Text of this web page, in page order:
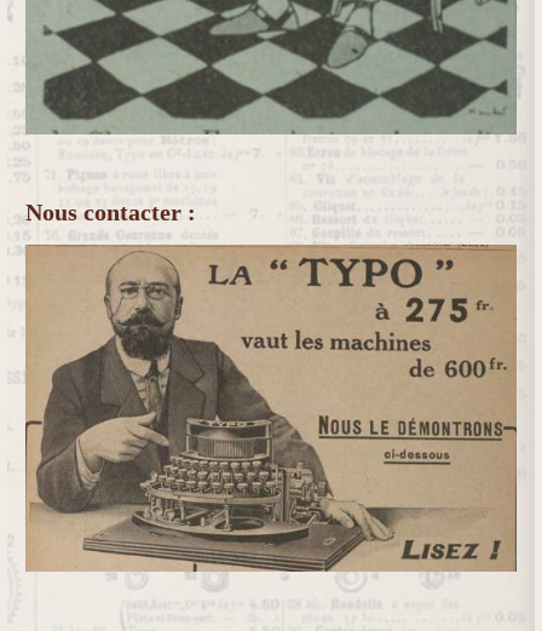
Nous contacter :